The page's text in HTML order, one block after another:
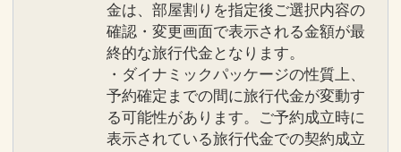
≪お子様連れのお客様へ≫
・寝具利用の小学生以上：大人扱い
・寝具不要の未就学児：無料（添い寝扱
※ご希望のお客様にはエキストラベッ
金は、部屋割りを指定後ご選択内容の
確認・変更画面で表示される金額が最
終的な旅行代金となります。
・ダイナミックパッケージの性質上、
予約確定までの間に旅行代金が変動す
る可能性があります。ご予約成立時に
表示されている旅行代金での契約成立